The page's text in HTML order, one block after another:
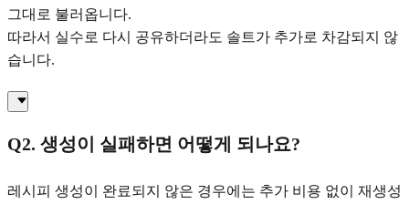
그대로 불러옵니다.
따라서 실수로 다시 공유하더라도 솔트가 추가로 차감되지 않
습니다.
Q2. 생성이 실패하면 어떻게 되나요?
레시피 생성이 완료되지 않은 경우에는 추가 비용 없이 재생성